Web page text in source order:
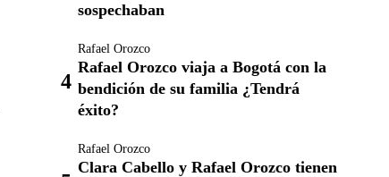
sospechaban
Rafael Orozco
Rafael Orozco viaja a Bogotá con la
bendición de su familia ¿Tendrá
éxito?
Rafael Orozco
Clara Cabello y Rafael Orozco tienen